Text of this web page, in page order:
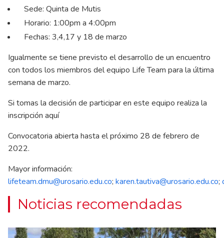
Sede: Quinta de Mutis
Horario: 1:00pm a 4:00pm
Fechas: 3,4,17 y 18 de marzo
Igualmente se tiene previsto el desarrollo de un encuentro
con todos los miembros del equipo Life Team para la última
semana de marzo.
Si tomas la decisión de participar en este equipo realiza la
inscripción aquí
Convocatoria abierta hasta el próximo 28 de febrero de
2022.
Mayor información:
lifeteam.dmu@urosario.edu.co; karen.tautiva@urosario.edu.co;
Noticias recomendadas